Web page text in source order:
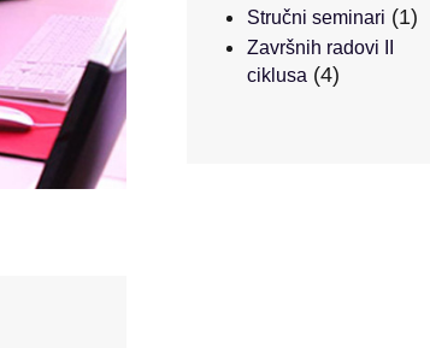
Stručni seminari (1)
Završnih radovi II
ciklusa(4)